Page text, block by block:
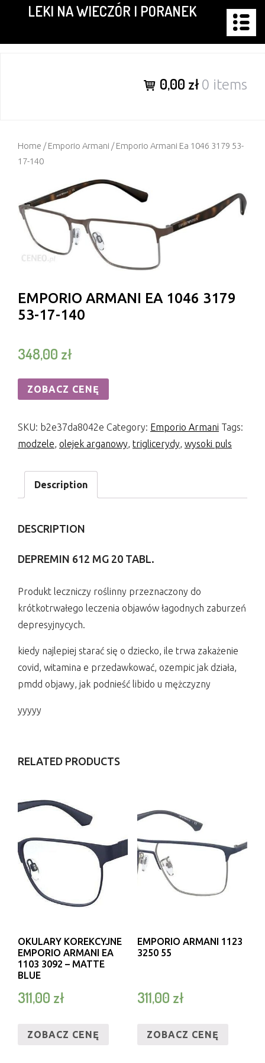
content
LEKI NA WIECZÓR I PORANEK
0,00 zł0 items
Home /Emporio Armani / Emporio Armani Ea 1046 3179 53-
17-140
EMPORIO ARMANI EA 1046 3179
53-17-140
348,00 zł
ZOBACZ CENĘ
SKU: b2e37da8042e Category: Emporio Armani Tags:
modzele, olejek arganowy, triglicerydy, wysoki puls
Description
DESCRIPTION
DEPREMIN 612 MG 20 TABL.
Produkt leczniczy roślinny przeznaczony do
krótkotrwałego leczenia objawów łagodnych zaburzeń
depresyjnycych.
kiedy najlepiej starać się o dziecko, ile trwa zakażenie
covid, witamina e przedawkować, ozempic jak działa,
pmdd objawy, jak podnieść libido u mężczyzny
yyyyy
RELATED PRODUCTS
OKULARY KOREKCYJNE
EMPORIO ARMANI EA
1103 3092 – MATTE
BLUE
311,00 zł
ZOBACZ CENĘ
EMPORIO ARMANI 1123
3250 55
311,00 zł
ZOBACZ CENĘ